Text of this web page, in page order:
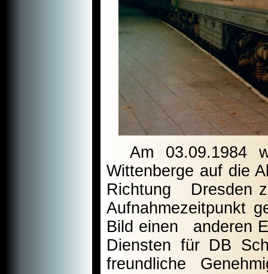
Am 03.09.1984
Wittenberge auf die
Richtung Dresden
Aufnahmezeitpunkt
Bild einen anderen
Diensten für DB
freundliche